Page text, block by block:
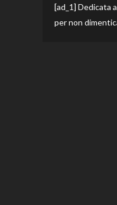
[ad_1] Dedicata
per non